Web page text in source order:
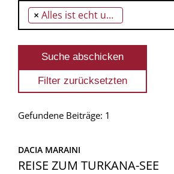
× Alles ist echt und alles ist falsch
Gefundene Beiträge: 1
DACIA MARAINI
REISE ZUM TURKANA-SEE